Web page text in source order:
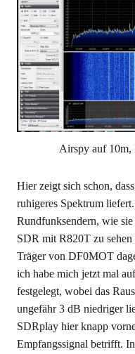
Airspy auf
Hier zeigt sich schon,
ruhigeres Spektrum
Rundfunksendern, wie
SDR mit R820T zu
Träger von DF0MOT
ich habe mich jetzt mal
festgelegt, wobei das
ungefähr 3 dB niedriger
SDRplay hier knapp
Empfangssignal betrifft.